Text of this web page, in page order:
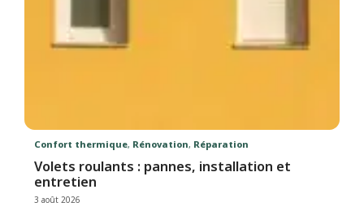
Confort thermique, Rénovation, Réparation
Volets roulants : pannes, installation et
entretien
3 août 2026